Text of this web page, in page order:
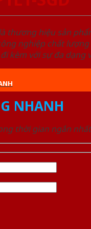
thương hiệu sản
nghiệp chất
kèm với sự đa
NHANH
thời gian ngắn nhất